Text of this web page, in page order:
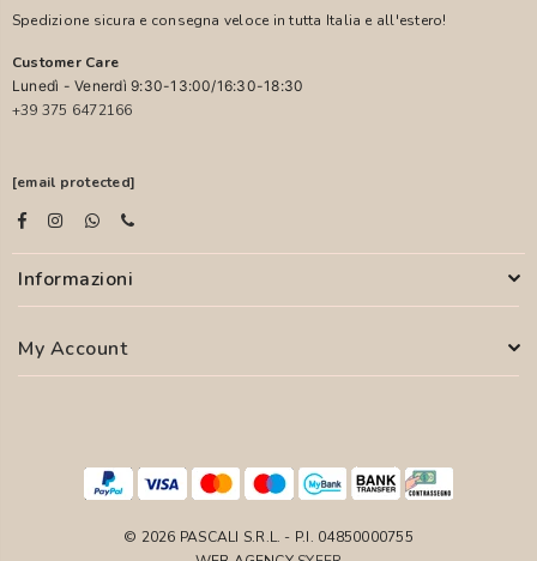
Spedizione sicura e consegna veloce in tutta Italia e all'estero!
Customer Care
Lunedì - Venerdì 9:30-13:00/16:30-18:30
+39 375 6472166
[email protected]
Informazioni
My Account
© 2026 PASCALI S.R.L. - P.I. 04850000755